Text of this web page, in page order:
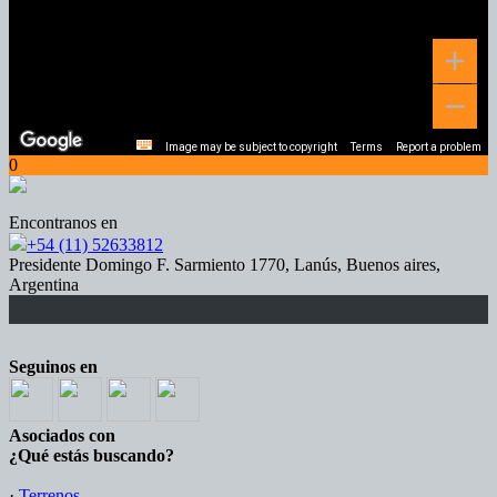
Image may be subject to copyright Terms Report a problem
0
Encontranos en
+54 (11) 52633812
Presidente Domingo F. Sarmiento 1770, Lanús, Buenos aires,
Argentina
Seguinos en
Asociados con
¿Qué estás buscando?